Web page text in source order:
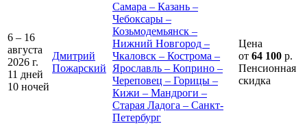
6 – 16
августа
2026 г.
11 дней
10 ночей
Дмитрий
Пожарский
Самара – Казань –
Чебоксары –
Козьмодемьянск –
Нижний Новгород –
Чкаловск – Кострома –
Ярославль – Коприно –
Череповец – Горицы –
Кижи – Мандроги –
Старая Ладога – Санкт-
Петербург
Цена
от 64 100 р.
Пенсионная
скидка